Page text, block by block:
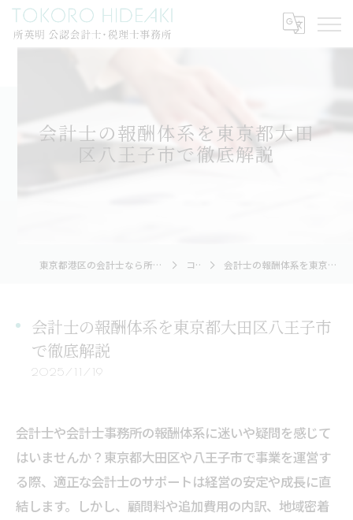
会計士の報酬体系を東京都大田
区八王子市で徹底解説
東京都港区の会計士なら所英明公認会計士・税理士事務所 コラム 会計士の報酬体系を東京都大田区八王子市で徹底解説
会計士の報酬体系を東京都大田区八王子市
で徹底解説
2025/11/19
会計士や会計士事務所の報酬体系に迷いや疑問を感じて
はいませんか？東京都大田区や八王子市で事業を運営す
る際、適正な会計士のサポートは経営の安定や成長に直
結します。しかし、顧問料や追加費用の内訳、地域密着